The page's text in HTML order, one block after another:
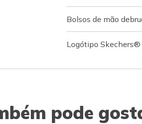
Bolsos de mão
Logótipo
pode